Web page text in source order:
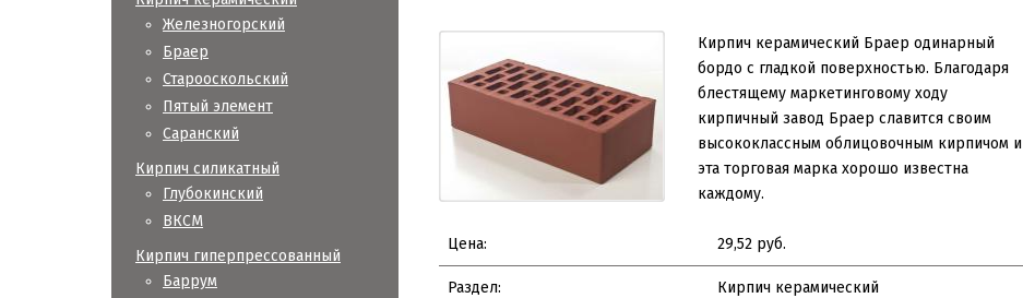
Железногорский
Браер
Старооскольский
Пятый элемент
Саранский
Кирпич силикатный
Глубокинский
ВКСМ
Кирпич гиперпрессованный
Баррум
Кирпич керамический Браер одинарный
бордо с гладкой поверхностью. Благодаря
блестящему маркетинговому ходу
кирпичный завод Браер славится своим
высококлассным облицовочным кирпичом и
эта торговая марка хорошо известна
каждому.
Цена: 29,52 руб.
Раздел: Кирпич керамический